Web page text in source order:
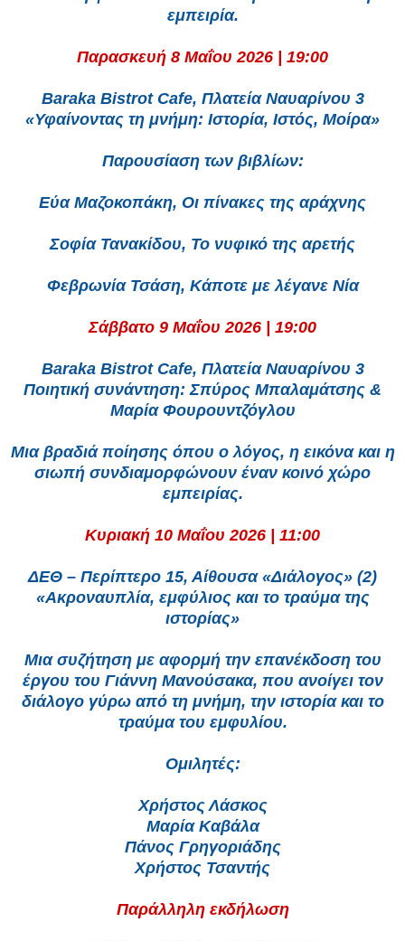
εμπειρία.
Παρασκευή 8 Μαΐου 2026 | 19:00
Baraka Bistrot Cafe, Πλατεία Ναυαρίνου 3
«Υφαίνοντας τη μνήμη: Ιστορία, Ιστός, Μοίρα»
Παρουσίαση των βιβλίων:
Εύα Μαζοκοπάκη, Οι πίνακες της αράχνης
Σοφία Τανακίδου, Το νυφικό της αρετής
Φεβρωνία Τσάση, Κάποτε με λέγανε Νία
Σάββατο 9 Μαΐου 2026 | 19:00
Baraka Bistrot Cafe, Πλατεία Ναυαρίνου 3
Ποιητική συνάντηση: Σπύρος Μπαλαμάτσης &
Μαρία Φουρουντζόγλου
Μια βραδιά ποίησης όπου ο λόγος, η εικόνα και η
σιωπή συνδιαμορφώνουν έναν κοινό χώρο
εμπειρίας.
Κυριακή 10 Μαΐου 2026 | 11:00
ΔΕΘ – Περίπτερο 15, Αίθουσα «Διάλογος» (2)
«Ακροναυπλία, εμφύλιος και το τραύμα της
ιστορίας»
Μια συζήτηση με αφορμή την επανέκδοση του
έργου του Γιάννη Μανούσακα, που ανοίγει τον
διάλογο γύρω από τη μνήμη, την ιστορία και το
τραύμα του εμφυλίου.
Ομιλητές:
Χρήστος Λάσκος
Μαρία Καβάλα
Πάνος Γρηγοριάδης
Χρήστος Τσαντής
Παράλληλη εκδήλωση